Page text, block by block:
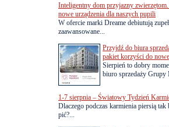
Inteligentny dom przyjazny
nowe urządzenia dla naszych pupili
W ofercie marki Dreame debiutują
zaawansowane...
Przyjdź do biura
pakiet korzyści do
Sierpień to dobry
biuro sprzedaży Grupy
1-7 sierpnia – Światowy Tydzień
Dlaczego podczas karmienia piersią tak
pić?...